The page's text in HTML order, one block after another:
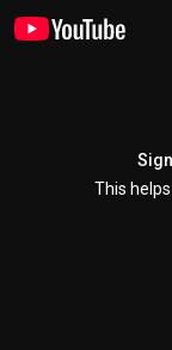
This